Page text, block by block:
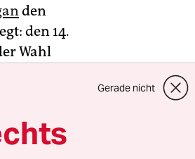
den
den 14.
Wahl
als
Gerade nicht